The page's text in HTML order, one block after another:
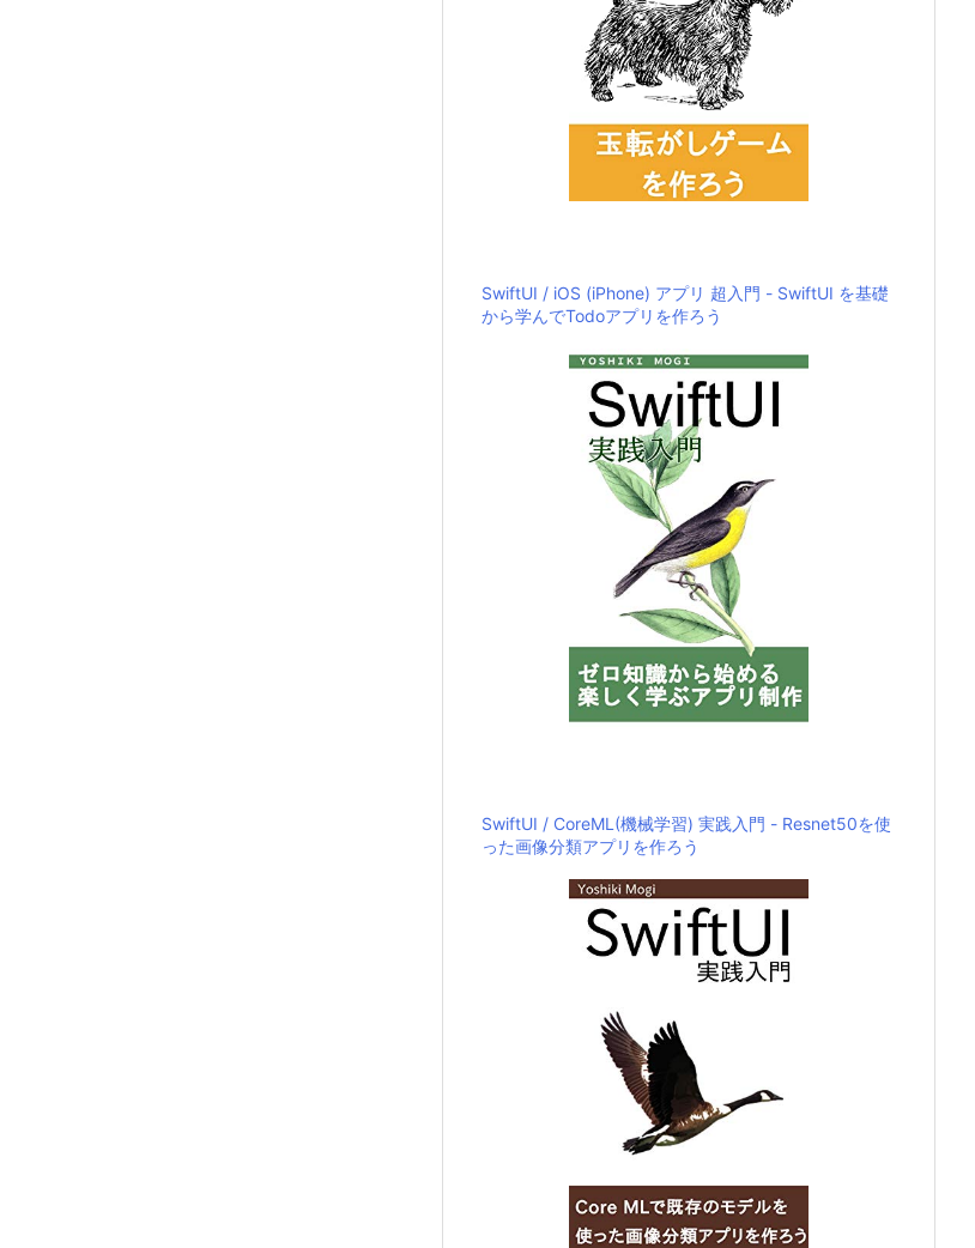
SwiftUI / iOS (iPhone) アプリ 超入門 - SwiftUI を基礎
から学んでTodoアプリを作ろう
SwiftUI / CoreML(機械学習) 実践入門 - Resnet50を使
った画像分類アプリを作ろう